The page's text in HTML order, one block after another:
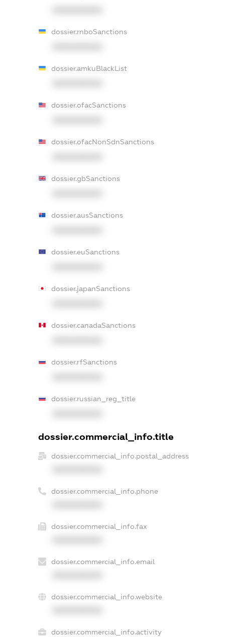
dossier.rnboSanctions
dossier.amkuBlackList
dossier.ofacSanctions
dossier.ofacNonSdnSanctions
dossier.gbSanctions
dossier.ausSanctions
dossier.euSanctions
dossier.japanSanctions
dossier.canadaSanctions
dossier.rfSanctions
dossier.russian_reg_title
dossier.commercial_info.title
dossier.commercial_info.postal_address
dossier.commercial_info.phone
dossier.commercial_info.fax
dossier.commercial_info.email
dossier.commercial_info.website
dossier.commercial_info.activity